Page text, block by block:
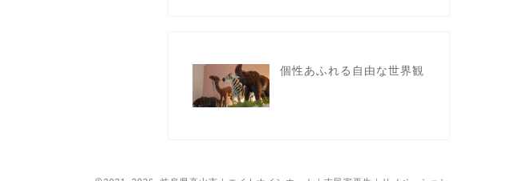
個性あふれる自由な世界観